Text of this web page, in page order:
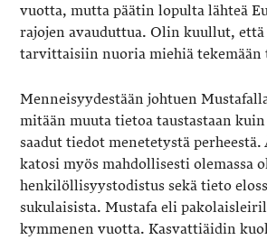
vuotta, mutta päätin lopulta lähteä
rajojen avauduttua. Olin kuullut,
tarvittaisiin nuoria miehiä tekemään
Menneisyydestään johtuen
mitään muuta tietoa taustastaan
saadut tiedot menetetystä
katosi myös mahdollisesti olemassa
henkilöllisyystodistus sekä tieto
sukulaisista. Mustafa eli
kymmenen vuotta. Kasvattiäidin